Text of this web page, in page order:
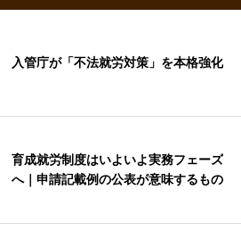
入管庁が「不法就労対策」を本格強化
育成就労制度はいよいよ実務フェーズ
へ｜申請記載例の公表が意味するもの